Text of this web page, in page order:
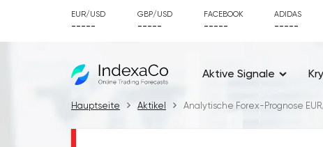
EUR/USD
-----
GBP/USD
-----
FACEBOOK
-----
ADIDAS
-----
Aktive Signale
Hauptseite Aktikel Analytische Forex-Prognose